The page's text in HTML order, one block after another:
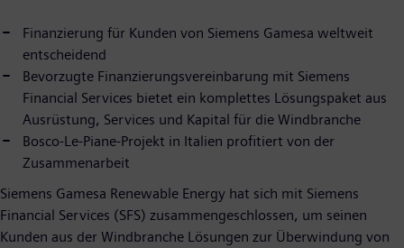
Finanzierung für Kunden von Siemens Gamesa weltweit
entscheidend
Bevorzugte Finanzierungsvereinbarung mit Siemens
Financial Services bietet ein komplettes Lösungspaket aus
Ausrüstung, Services und Kapital für die Windbranche
Bosco-Le-Piane-Projekt in Italien profitiert von der
Zusammenarbeit
Siemens Gamesa Renewable Energy hat sich mit Siemens
Financial Services (SFS) zusammengeschlossen, um seinen
Kunden aus der Windbranche Lösungen zur Überwindung von